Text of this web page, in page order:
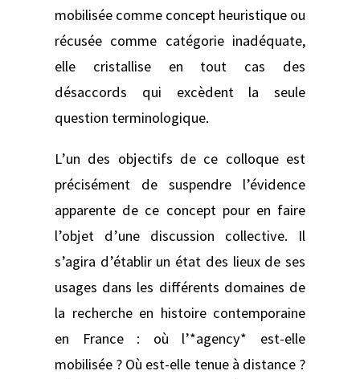
mobilisée comme concept heuristique ou
récusée comme catégorie inadéquate,
elle cristallise en tout cas des
désaccords qui excèdent la seule
question terminologique.
L’un des objectifs de ce colloque est
précisément de suspendre l’évidence
apparente de ce concept pour en faire
l’objet d’une discussion collective. Il
s’agira d’établir un état des lieux de ses
usages dans les différents domaines de
la recherche en histoire contemporaine
en France : où l’*agency* est-elle
mobilisée ? Où est-elle tenue à distance ?